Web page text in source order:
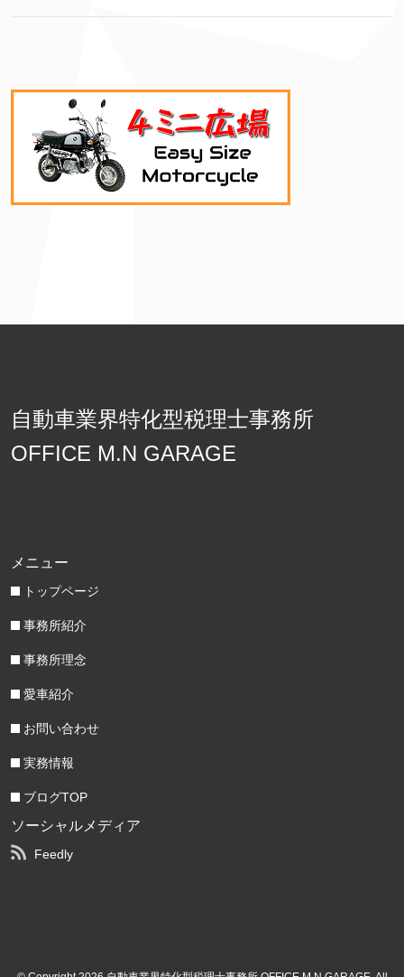
自動車業界特化型税理士事務所
OFFICE M.N GARAGE
メニュー
トップページ
事務所紹介
事務所理念
愛車紹介
お問い合わせ
実務情報
ブログTOP
ソーシャルメディア
Feedly